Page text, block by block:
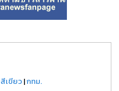
เขียว|กทม.